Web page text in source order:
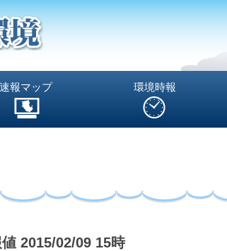
速報マップ 環境時報
2015/02/09 15時